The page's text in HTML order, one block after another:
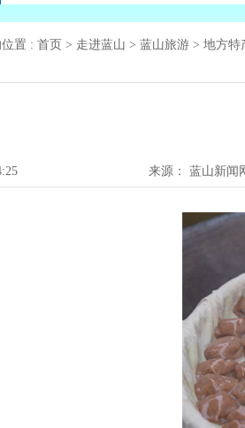
置 : 首页 > 走进蓝山 > 蓝山旅游 > 地方特
来源： 蓝山新闻